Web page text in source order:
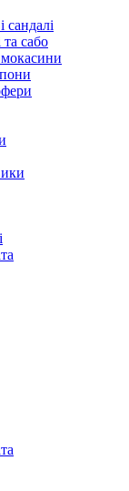
сандалі
сабо